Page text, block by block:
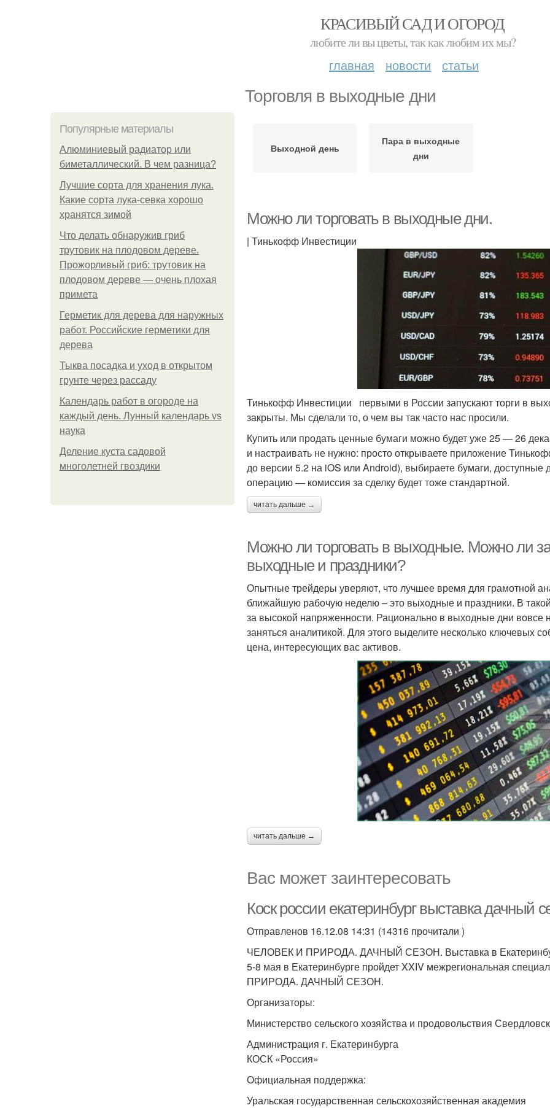
КРАСИВЫЙ САД И ОГОРОД
любите ли вы цветы, так как любим их мы?
главная новости статьи
Торговля в выходные дни
Популярные материалы
Алюминиевый радиатор или
биметаллический. В чем разница?
Лучшие сорта для хранения лука.
Какие сорта лука-севка хорошо
хранятся зимой
Что делать обнаружив гриб
трутовик на плодовом дереве.
Прожорливый гриб: трутовик на
плодовом дереве — очень плохая
примета
Герметик для дерева для наружных
работ. Российские герметики для
дерева
Тыква посадка и уход в открытом
грунте через рассаду
Календарь работ в огороде на
каждый день. Лунный календарь vs
наука
Деление куста садовой
многолетней гвоздики
Выходной день
Пара в выходные
дни
Можно ли торговать в выходные дни.
| Тинькофф Инвестиции
Тинькофф Инвестиции первыми в России запускают торги в
закрыты. Мы сделали то, о чем вы так часто нас просили.
Купить или продать ценные бумаги можно будет уже 25 — 26
и настраивать не нужно: просто открываете приложение
до версии 5.2 на iOS или Android), выбираете бумаги,
операцию — комиссия за сделку будет тоже стандартной.
читать дальше →
Можно ли торговать в выходные. Можно ли
выходные и праздники?
Опытные трейдеры уверяют, что лучшее время для грамотной
ближайшую рабочую неделю – это выходные и праздники. В
за высокой напряженности. Рационально в выходные дни вовсе
заняться аналитикой. Для этого выделите несколько ключевых
цена, интересующих вас активов.
читать дальше →
Вас может заинтересовать
Коск россии екатеринбург выставка дачный
Отправленов 16.12.08 14:31 (14316 прочитали )
ЧЕЛОВЕК И ПРИРОДА. ДАЧНЫЙ СЕЗОН. Выставка в
5-8 мая в Екатеринбурге пройдет XXIV межрегиональная
ПРИРОДА. ДАЧНЫЙ СЕЗОН.
Организаторы:
Министерство сельского хозяйства и продовольствия
Администрация г. Екатеринбурга
КОСК «Россия»
Официальная поддержка:
Уральская государственная сельскохозяйственная академия